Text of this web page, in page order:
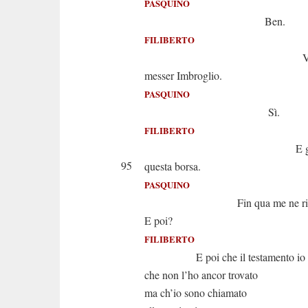
PASQUINO
Ben.
FILIBERTO
messer Imbroglio.
PASQUINO
Sì.
FILIBERTO
E gli
95
questa borsa.
PASQUINO
Fin qua me ne
E poi?
FILIBERTO
E poi che il testamento io
che non l’ho ancor trovato
ma ch’io sono chiamato